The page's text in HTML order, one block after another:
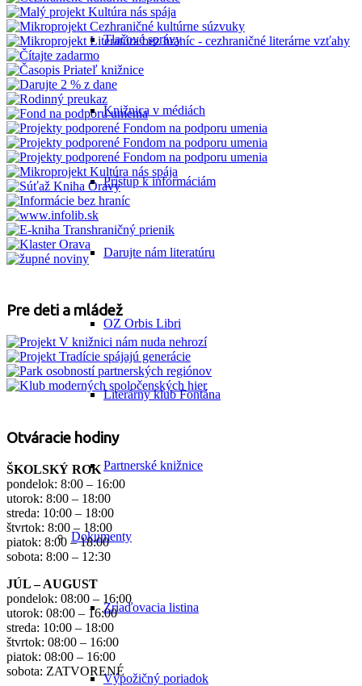
Tlačové správy
Knižnica v médiách
Prístup k informáciám
Darujte nám literatúru
OZ Orbis Libri
Literárny klub Fontána
Partnerské knižnice
Dokumenty
Zriaďovacia listina
Výpožičný poriadok
Pre deti a mládež
Otváracie hodiny
ŠKOLSKÝ ROK
pondelok: 8:00 – 16:00
utorok: 8:00 – 18:00
streda: 10:00 – 18:00
štvrtok: 8:00 – 18:00
piatok: 8:00 – 18:00
sobota: 8:00 – 12:30
JÚL – AUGUST
pondelok: 08:00 – 16:00
utorok: 08:00 – 16:00
streda: 10:00 – 18:00
štvrtok: 08:00 – 16:00
piatok: 08:00 – 16:00
sobota: ZATVORENÉ